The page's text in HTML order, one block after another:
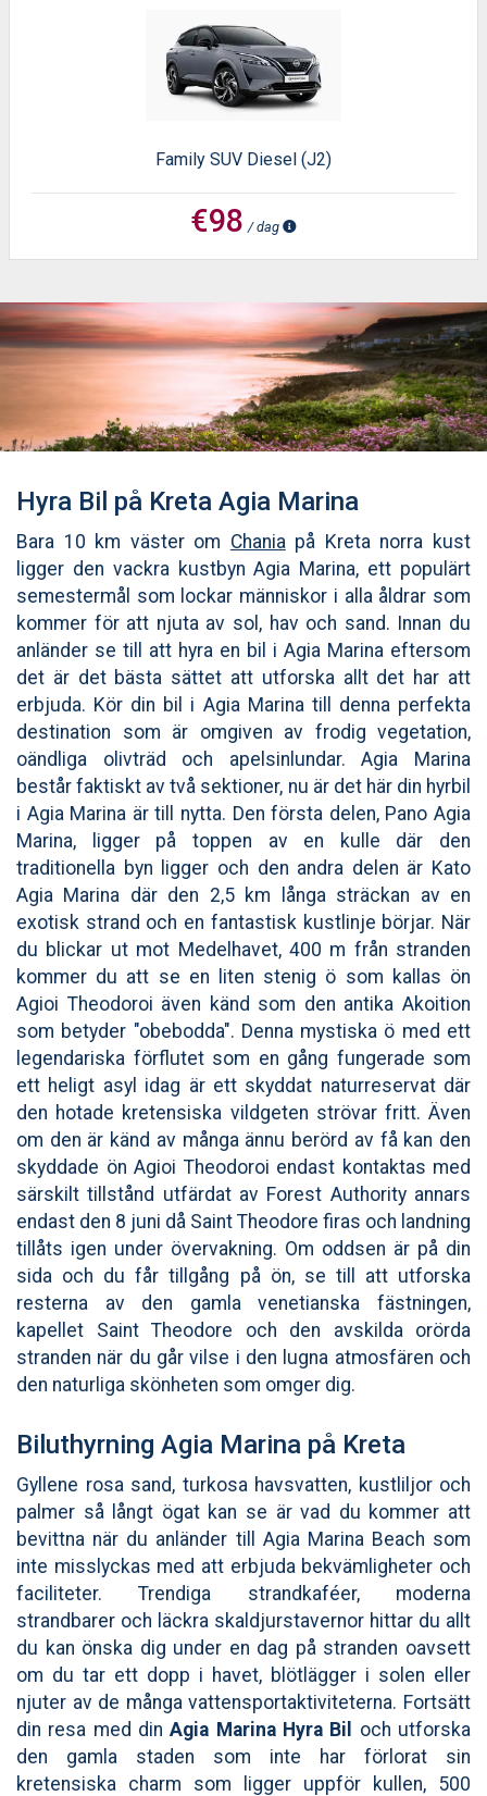
Family SUV Diesel (J2)
€98 / dag
Hyra Bil på Kreta Agia Marina
Bara 10 km väster om Chania på Kreta norra kust
ligger den vackra kustbyn Agia Marina, ett populärt
semestermål som lockar människor i alla åldrar som
kommer för att njuta av sol, hav och sand. Innan du
anländer se till att hyra en bil i Agia Marina eftersom
det är det bästa sättet att utforska allt det har att
erbjuda. Kör din bil i Agia Marina till denna perfekta
destination som är omgiven av frodig vegetation,
oändliga olivträd och apelsinlundar. Agia Marina
består faktiskt av två sektioner, nu är det här din hyrbil
i Agia Marina är till nytta. Den första delen, Pano Agia
Marina, ligger på toppen av en kulle där den
traditionella byn ligger och den andra delen är Kato
Agia Marina där den 2,5 km långa sträckan av en
exotisk strand och en fantastisk kustlinje börjar. När
du blickar ut mot Medelhavet, 400 m från stranden
kommer du att se en liten stenig ö som kallas ön
Agioi Theodoroi även känd som den antika Akoition
som betyder "obebodda". Denna mystiska ö med ett
legendariska förflutet som en gång fungerade som
ett heligt asyl idag är ett skyddat naturreservat där
den hotade kretensiska vildgeten strövar fritt. Även
om den är känd av många ännu berörd av få kan den
skyddade ön Agioi Theodoroi endast kontaktas med
särskilt tillstånd utfärdat av Forest Authority annars
endast den 8 juni då Saint Theodore firas och landning
tillåts igen under övervakning. Om oddsen är på din
sida och du får tillgång på ön, se till att utforska
resterna av den gamla venetianska fästningen,
kapellet Saint Theodore och den avskilda orörda
stranden när du går vilse i den lugna atmosfären och
den naturliga skönheten som omger dig.
Biluthyrning Agia Marina på Kreta
Gyllene rosa sand, turkosa havsvatten, kustliljor och
palmer så långt ögat kan se är vad du kommer att
bevittna när du anländer till Agia Marina Beach som
inte misslyckas med att erbjuda bekvämligheter och
faciliteter. Trendiga strandkaféer, moderna
strandbarer och läckra skaldjurstavernor hittar du allt
du kan önska dig under en dag på stranden oavsett
om du tar ett dopp i havet, blötlägger i solen eller
njuter av de många vattensportaktiviteterna. Fortsätt
din resa med dinAgia Marina Hyra Bil
och utforska
den gamla staden som inte har förlorat sin
kretensiska charm som ligger uppför kullen, 500